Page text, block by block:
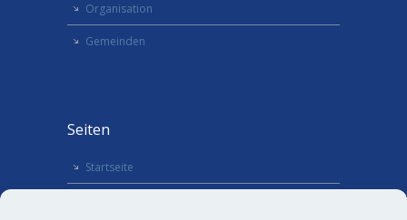
Organisation
Gemeinden
Seiten
Startseite